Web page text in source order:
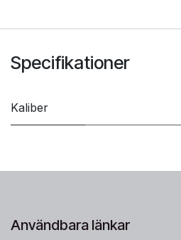
Specifikationer
Kaliber
Användbara länkar